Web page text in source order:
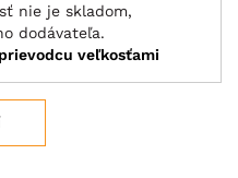
nie je skladom,
dodávateľa.
veľkosťami